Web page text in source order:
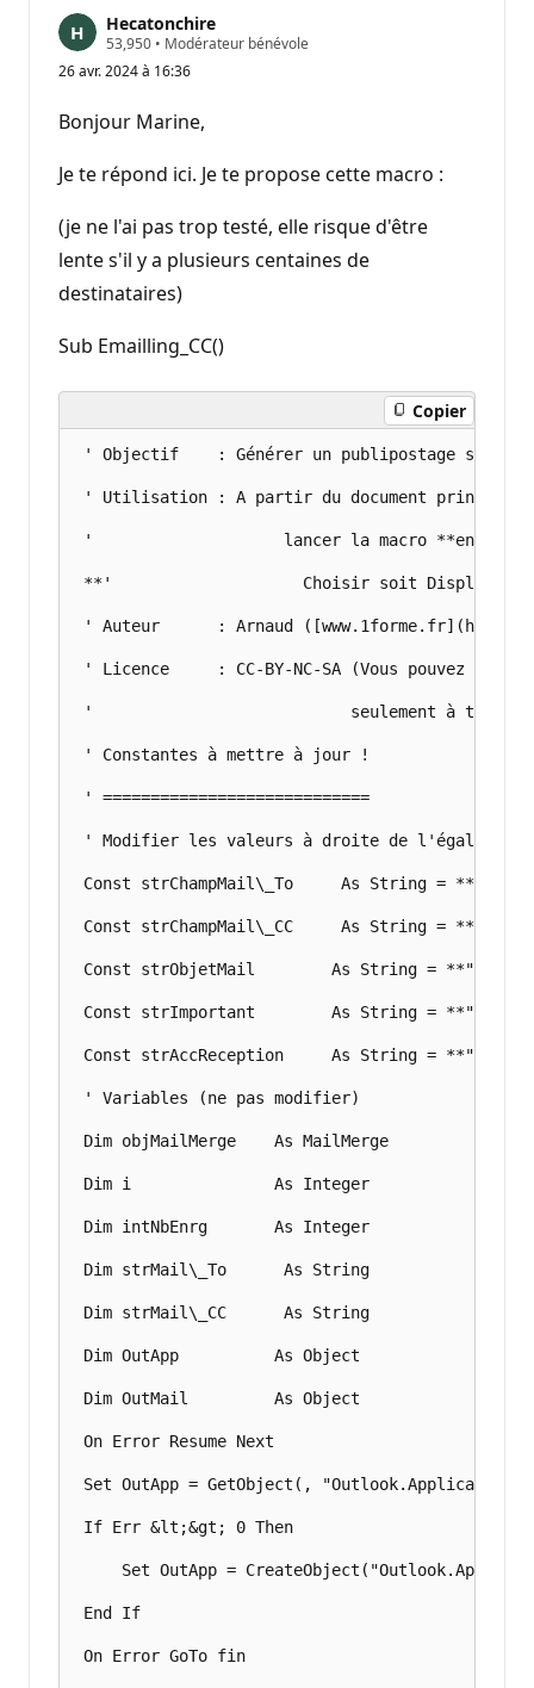
Hecatonchire
53,950 P
t
s
e
r
p
u
t
t
n
• Modérateur bénévole
26 avr. 2024 à 16:36
Bonjour Marine,
Je te répond ici. Je te propose cette macro :
(je ne l'ai pas trop testé, elle risque d'être
lente s'il y a plusieurs centaines de
destinataires)
Sub Emailling_CC()
Copier
' Objectif    : Générer un publipostage sous
' Utilisation : A partir du document principal
'                    lancer la macro **en ayant
**'                    Choisir soit Display ou
' Auteur      : Arnaud ([www.1forme.fr](https://
' Licence     : CC-BY-NC-SA (Vous pouvez
'                           seulement à titre
' Constantes à mettre à jour !
' ============================
' Modifier les valeurs à droite de l'égale (=),
Const strChampMail\_To     As String =
Const strChampMail\_CC     As String =
Const strObjetMail        As String =
Const strImportant        As String =
Const strAccReception     As String =
' Variables (ne pas modifier)
Dim objMailMerge    As MailMerge
Dim i               As Integer
Dim intNbEnrg       As Integer
Dim strMail\_To      As String
Dim strMail\_CC      As String
Dim OutApp          As Object
Dim OutMail         As Object
On Error Resume Next
Set OutApp = GetObject(, "Outlook.Application")
If Err &lt;&gt; 0 Then
Set OutApp =
End If
On Error GoTo fin